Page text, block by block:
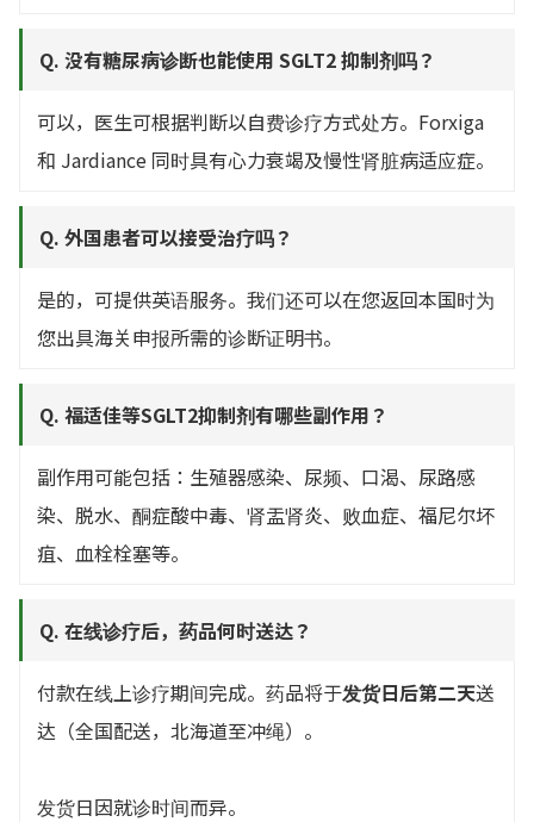
Q. 没有糖尿病诊断也能使用 SGLT2 抑制剂吗？
可以，医生可根据判断以自费诊疗方式处方。Forxiga
和 Jardiance 同时具有心力衰竭及慢性肾脏病适应症。
Q. 外国患者可以接受治疗吗？
是的，可提供英语服务。我们还可以在您返回本国时为
您出具海关申报所需的诊断证明书。
Q. 福适佳等SGLT2抑制剂有哪些副作用？
副作用可能包括：生殖器感染、尿频、口渴、尿路感
染、脱水、酮症酸中毒、肾盂肾炎、败血症、福尼尔坏
疽、血栓栓塞等。
Q. 在线诊疗后，药品何时送达？
付款在线上诊疗期间完成。药品将于发货日后第二天送
达（全国配送，北海道至冲绳）。
发货日因就诊时间而异。